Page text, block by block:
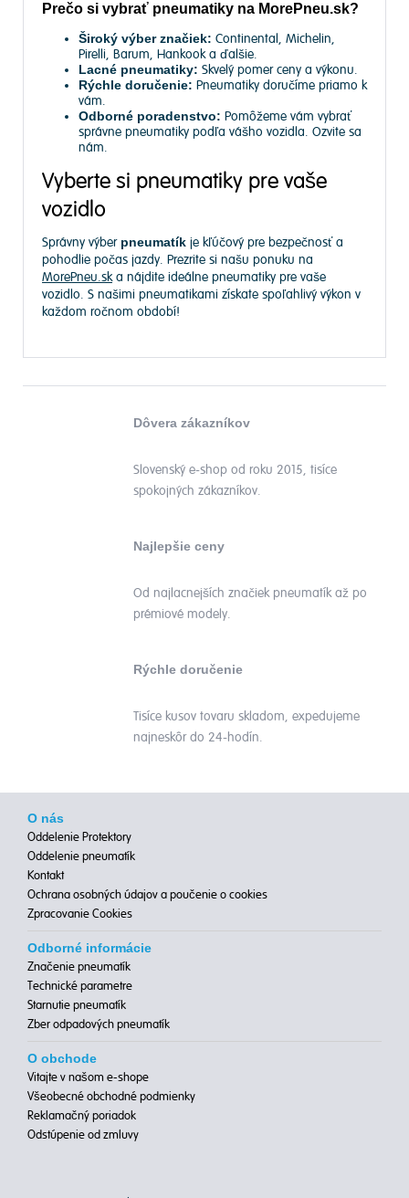
Prečo si vybrať pneumatiky na MorePneu.sk?
Široký výber značiek: Continental, Michelin,
Pirelli, Barum, Hankook a ďalšie.
Lacné pneumatiky: Skvelý pomer ceny a výkonu.
Rýchle doručenie: Pneumatiky doručíme priamo k
vám.
Odborné poradenstvo: Pomôžeme vám vybrať
správne pneumatiky podľa vášho vozidla. Ozvite sa
nám.
Vyberte si pneumatiky pre vaše
vozidlo
Správny výber pneumatík je kľúčový pre bezpečnosť a
pohodlie počas jazdy. Prezrite si našu ponuku na
MorePneu.ska nájdite ideálne pneumatiky pre vaše
vozidlo. S našimi pneumatikami získate spoľahlivý výkon v
každom ročnom období!
Dôvera zákazníkov
Slovenský e-shop od roku 2015, tisíce
spokojných zákazníkov.
Najlepšie ceny
Od najlacnejších značiek pneumatík až po
prémiové modely.
Rýchle doručenie
Tisíce kusov tovaru skladom, expedujeme
najneskôr do 24-hodín.
O nás
Oddelenie Protektory
Oddelenie pneumatík
Kontakt
Ochrana osobných údajov a poučenie o cookies
Zpracovanie Cookies
Odborné informácie
Značenie pneumatík
Technické parametre
Starnutie pneumatík
Zber odpadových pneumatík
O obchode
Vitajte v našom e-shope
Všeobecné obchodné podmienky
Reklamačný poriadok
Odstúpenie od zmluvy